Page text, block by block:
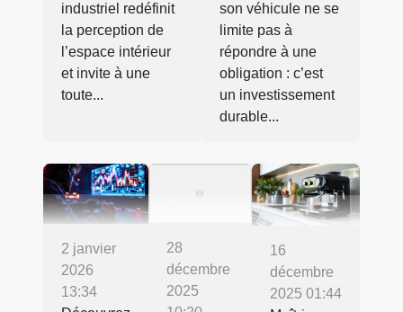
industriel redéfinit
la perception de
l’espace intérieur
et invite à une
toute...
son véhicule ne se
limite pas à
répondre à une
obligation : c’est
un investissement
durable...
2 janvier
2026
13:34
28
décembre
2025
16
décembre
2025 01:44